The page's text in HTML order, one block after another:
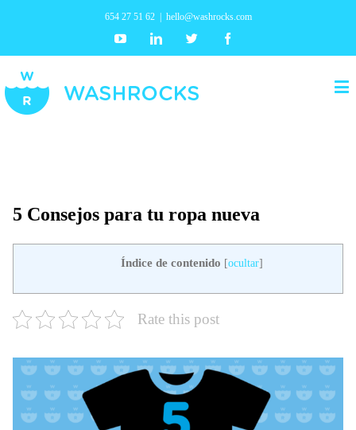
654 27 51 62 hello@washrocks.com
YoutubeLinkedin Twitter
5 Consejos para tu ropa nueva
Índice de contenido [ocultar]
Rate this post